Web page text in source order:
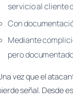
servicio al cliente
Con
Mediante
pero
vez que el
señal. Desde